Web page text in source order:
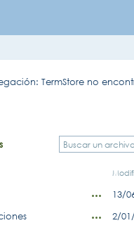
TermStore no
13/
2/